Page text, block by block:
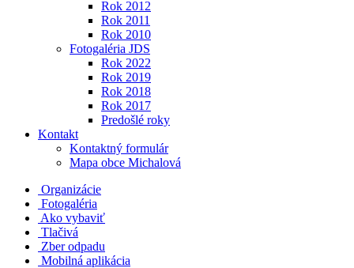
Rok 2012
Rok 2011
Rok 2010
Fotogaléria JDS
Rok 2022
Rok 2019
Rok 2018
Rok 2017
Predošlé roky
Kontakt
Kontaktný formulár
Mapa obce Michalová
Organizácie
Fotogaléria
Ako vybaviť
Tlačivá
Zber odpadu
Mobilná aplikácia